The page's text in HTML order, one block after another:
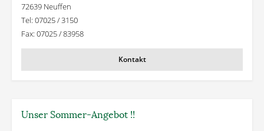
72639 Neuffen
Tel: 07025 / 3150
Fax: 07025 / 83958
Kontakt
Unser Sommer-Angebot !!